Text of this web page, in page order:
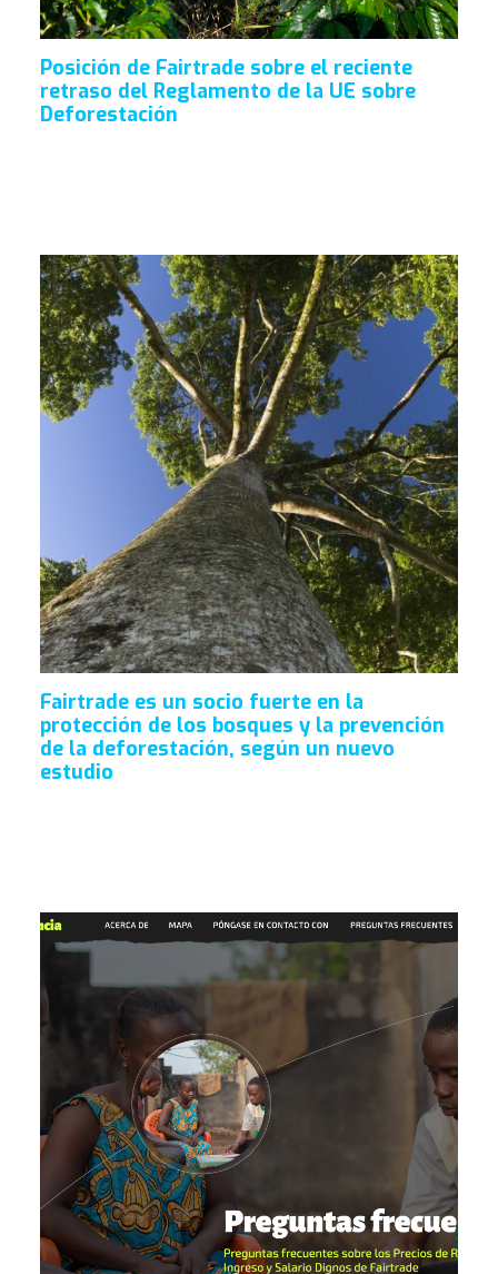
Posición de Fairtrade sobre el reciente
retraso del Reglamento de la UE sobre
Deforestación
Fairtrade es un socio fuerte en la
protección de los bosques y la prevención
de la deforestación, según un nuevo
estudio